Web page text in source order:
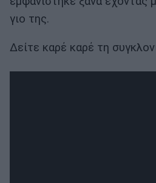
γιο της.
Δείτε καρέ καρέ τη